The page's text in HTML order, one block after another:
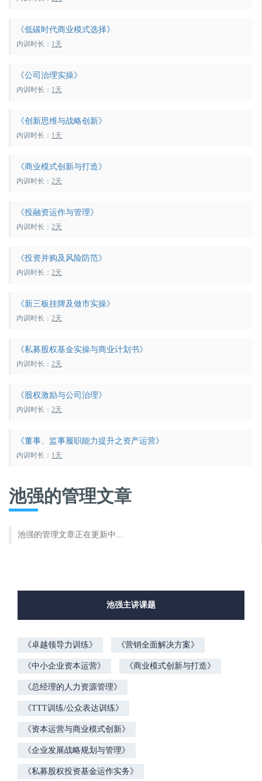
《低碳时代商业模式选择》
内训时长： 1天
《公司治理实操》
内训时长： 1天
《创新思维与战略创新》
内训时长： 1天
《商业模式创新与打造》
内训时长： 2天
《投融资运作与管理》
内训时长： 2天
《投资并购及风险防范》
内训时长： 2天
《新三板挂牌及做市实操》
内训时长： 2天
《私募股权基金实操与商业计划书》
内训时长： 2天
《股权激励与公司治理》
内训时长： 2天
《董事、监事履职能力提升之资产运营》
内训时长： 1天
池强的管理文章
池强的管理文章正在更新中...
池强主讲课题
《卓越领导力训练》 《营销全面解决方案》
《中小企业资本运营》 《商业模式创新与打造》
《总经理的人力资源管理》
《TTT训练/公众表达训练》
《资本运营与商业模式创新》
《企业发展战略规划与管理》
《私募股权投资基金运作实务》